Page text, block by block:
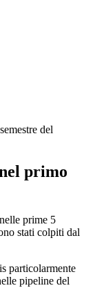
del
primo
prime 5
stati colpiti dal
particolarmente
pipeline del